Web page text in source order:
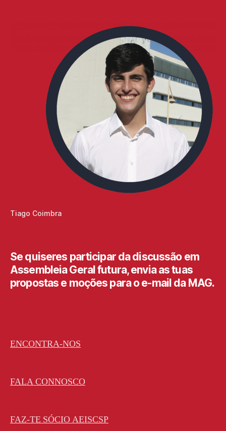
Tiago Coimbra
Se quiseres participar da discussão em
Assembleia Geral futura, envia as tuas
propostas e moções para o e-mail da MAG.
ENCONTRA-NOS
FALA CONNOSCO
FAZ-TE SÓCIO AEISCSP